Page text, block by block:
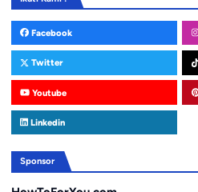
Facebook
Twitter
Youtube
Linkedin
Sponsor